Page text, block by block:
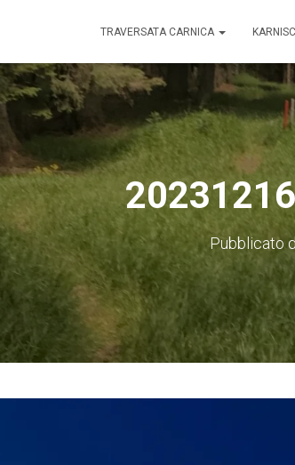
TRAVERSATA CARNICA
Pubblicato